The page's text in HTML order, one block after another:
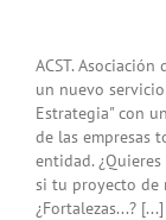
ACST.
un nuevo
Estrategia" con
de las empresas
entidad.
si tu proyecto de
¿Fortalezas...? [...]